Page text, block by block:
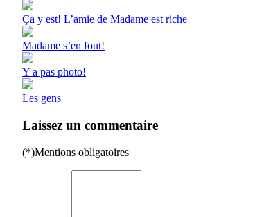
Ça y est! L’amie de Madame est riche
Madame s’en fout!
Y a pas photo!
Les gens
Laissez un commentaire
(*)Mentions obligatoires